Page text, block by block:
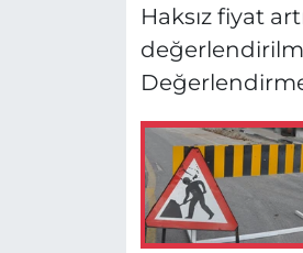
Haksız fiyat